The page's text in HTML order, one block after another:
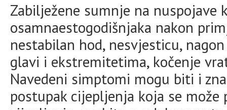
Zabilježene sumnje na nuspojave
osamnaestogodišnjaka nakon
nestabilan hod, nesvjesticu,
glavi i ekstremitetima, kočenje
Navedeni simptomi mogu biti i
postupak cijepljenja koja se